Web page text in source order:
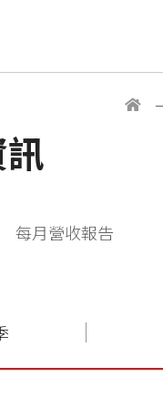
每月營收報告